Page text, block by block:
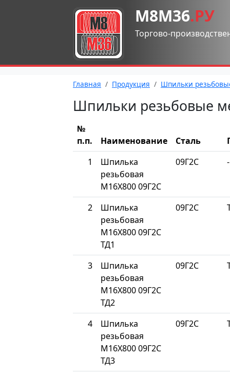
М8М36.РУ
Торгово-
Главная Продукция Шпильки
Шпильки резьбовые
№
п.п.
Наименование Сталь
1
Шпилька
резьбовая
М16Х800 09Г2С
09Г2С -
2
Шпилька
резьбовая
М16Х800 09Г2С
ТД1
09Г2С
3
Шпилька
резьбовая
М16Х800 09Г2С
ТД2
09Г2С
4
Шпилька
резьбовая
М16Х800 09Г2С
ТД3
09Г2С